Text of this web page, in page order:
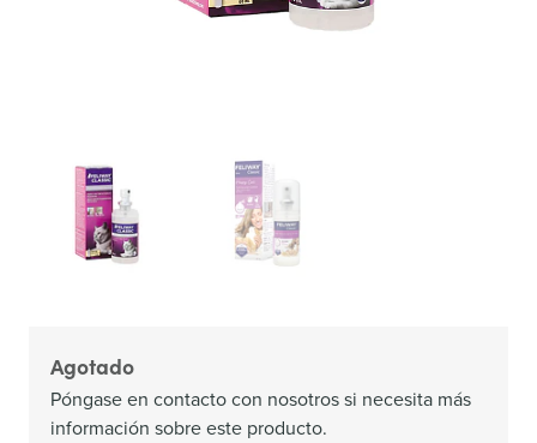
Agotado
Póngase en contacto con nosotros si necesita más
información sobre este producto.